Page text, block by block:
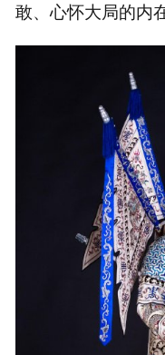
敢、心怀大局的内